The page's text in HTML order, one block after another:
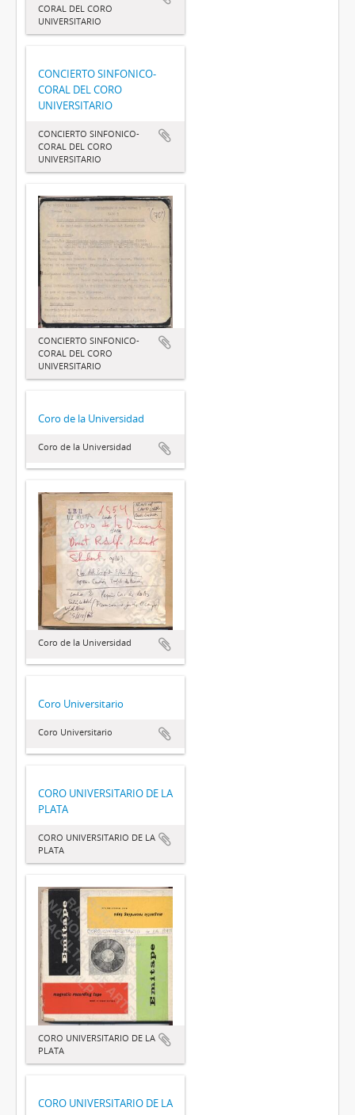
CORAL DEL CORO
UNIVERSITARIO
CONCIERTO SINFONICO-
CORAL DEL CORO
UNIVERSITARIO
CONCIERTO SINFONICO-
CORAL DEL CORO
UNIVERSITARIO
CONCIERTO SINFONICO-
CORAL DEL CORO
UNIVERSITARIO
Coro de la Universidad
Coro de la Universidad
Coro de la Universidad
Coro Universitario
Coro Universitario
CORO UNIVERSITARIO DE LA
PLATA
CORO UNIVERSITARIO DE LA
PLATA
CORO UNIVERSITARIO DE LA
PLATA
CORO UNIVERSITARIO DE LA